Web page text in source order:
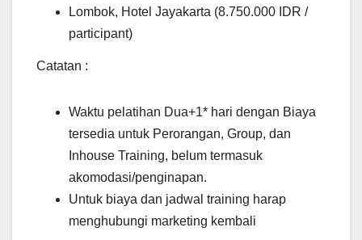
Lombok, Hotel Jayakarta (8.750.000 IDR /
participant)
Catatan :
Waktu pelatihan Dua+1* hari dengan Biaya
tersedia untuk Perorangan, Group, dan
Inhouse Training, belum termasuk
akomodasi/penginapan.
Untuk biaya dan jadwal training harap
menghubungi marketing kembali